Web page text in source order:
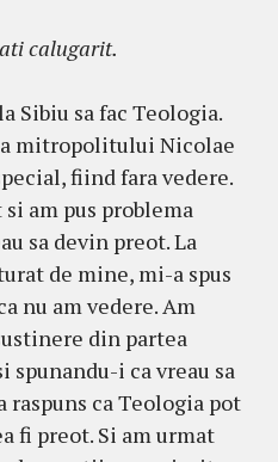
calugarit.
Sibiu sa fac Teologia.
mitropolitului Nicolae
fiind fara vedere.
am pus problema
sa devin preot. La
de mine, mi-a spus
nu am vedere. Am
din partea
spunandu-i ca vreau sa
raspuns ca Teologia pot
fi preot. Si am urmat